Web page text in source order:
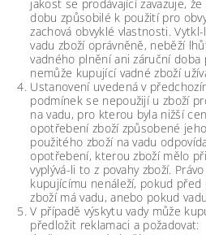
jakost se prodávající zavazuje,
dobu způsobilé k použití pro
zachová obvyklé vlastnosti.
vadu zboží oprávněně, neběží
vadného plnění ani záruční
nemůže kupující vadné zboží
Ustanovení uvedená v
podmínek se nepoužijí u zboží
na vadu, pro kterou byla nižší
opotřebení zboží způsobené
použitého zboží na vadu
opotřebení, kterou zboží mělo
vyplývá-li to z povahy zboží.
kupujícímu nenáleží, pokud před
zboží má vadu, anebo pokud
V případě výskytu vady může
předložit reklamaci a požadovat: